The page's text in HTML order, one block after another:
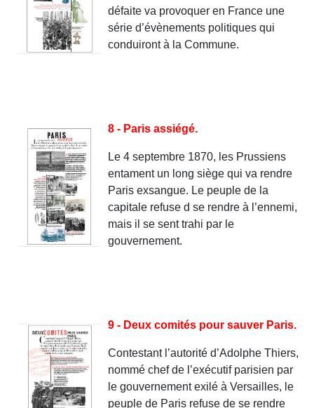
défaite va provoquer en France une
série d’évènements politiques qui
conduiront à la Commune.
8 - Paris assiégé.
Le 4 septembre 1870, les Prussiens
entament un long siège qui va rendre
Paris exsangue. Le peuple de la
capitale refuse d se rendre à l’ennemi,
mais il se sent trahi par le
gouvernement.
9 - Deux comités pour sauver Paris.
Contestant l’autorité d’Adolphe Thiers,
nommé chef de l’exécutif parisien par
le gouvernement exilé à Versailles, le
peuple de Paris refuse de se rendre